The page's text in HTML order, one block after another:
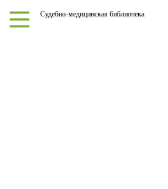
Судебно-медицинская библиотека